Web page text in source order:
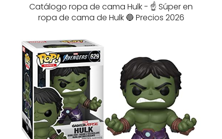
Catálogo ropa de cama Hulk - ☝️ Súper en
ropa de cama de Hulk 🔵 Precios 2026